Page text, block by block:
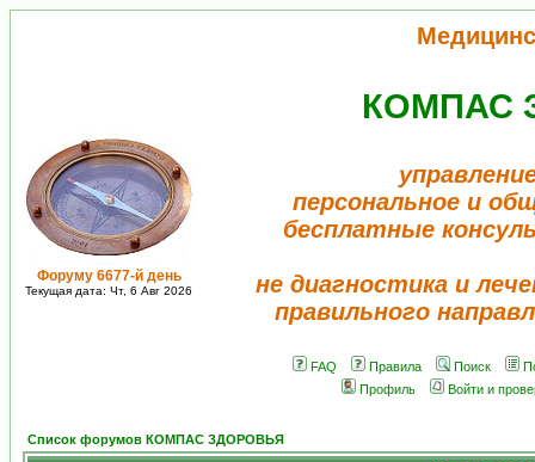
Форуму 6677-й день
Текущая дата: Чт, 6 Авг 2026
КОМПАС
персональное и
бесплатные
не диагностика и
правильного
FAQ Правила Поиск
Профиль
Войти и
Список форумов КОМПАС ЗДОРОВЬЯ